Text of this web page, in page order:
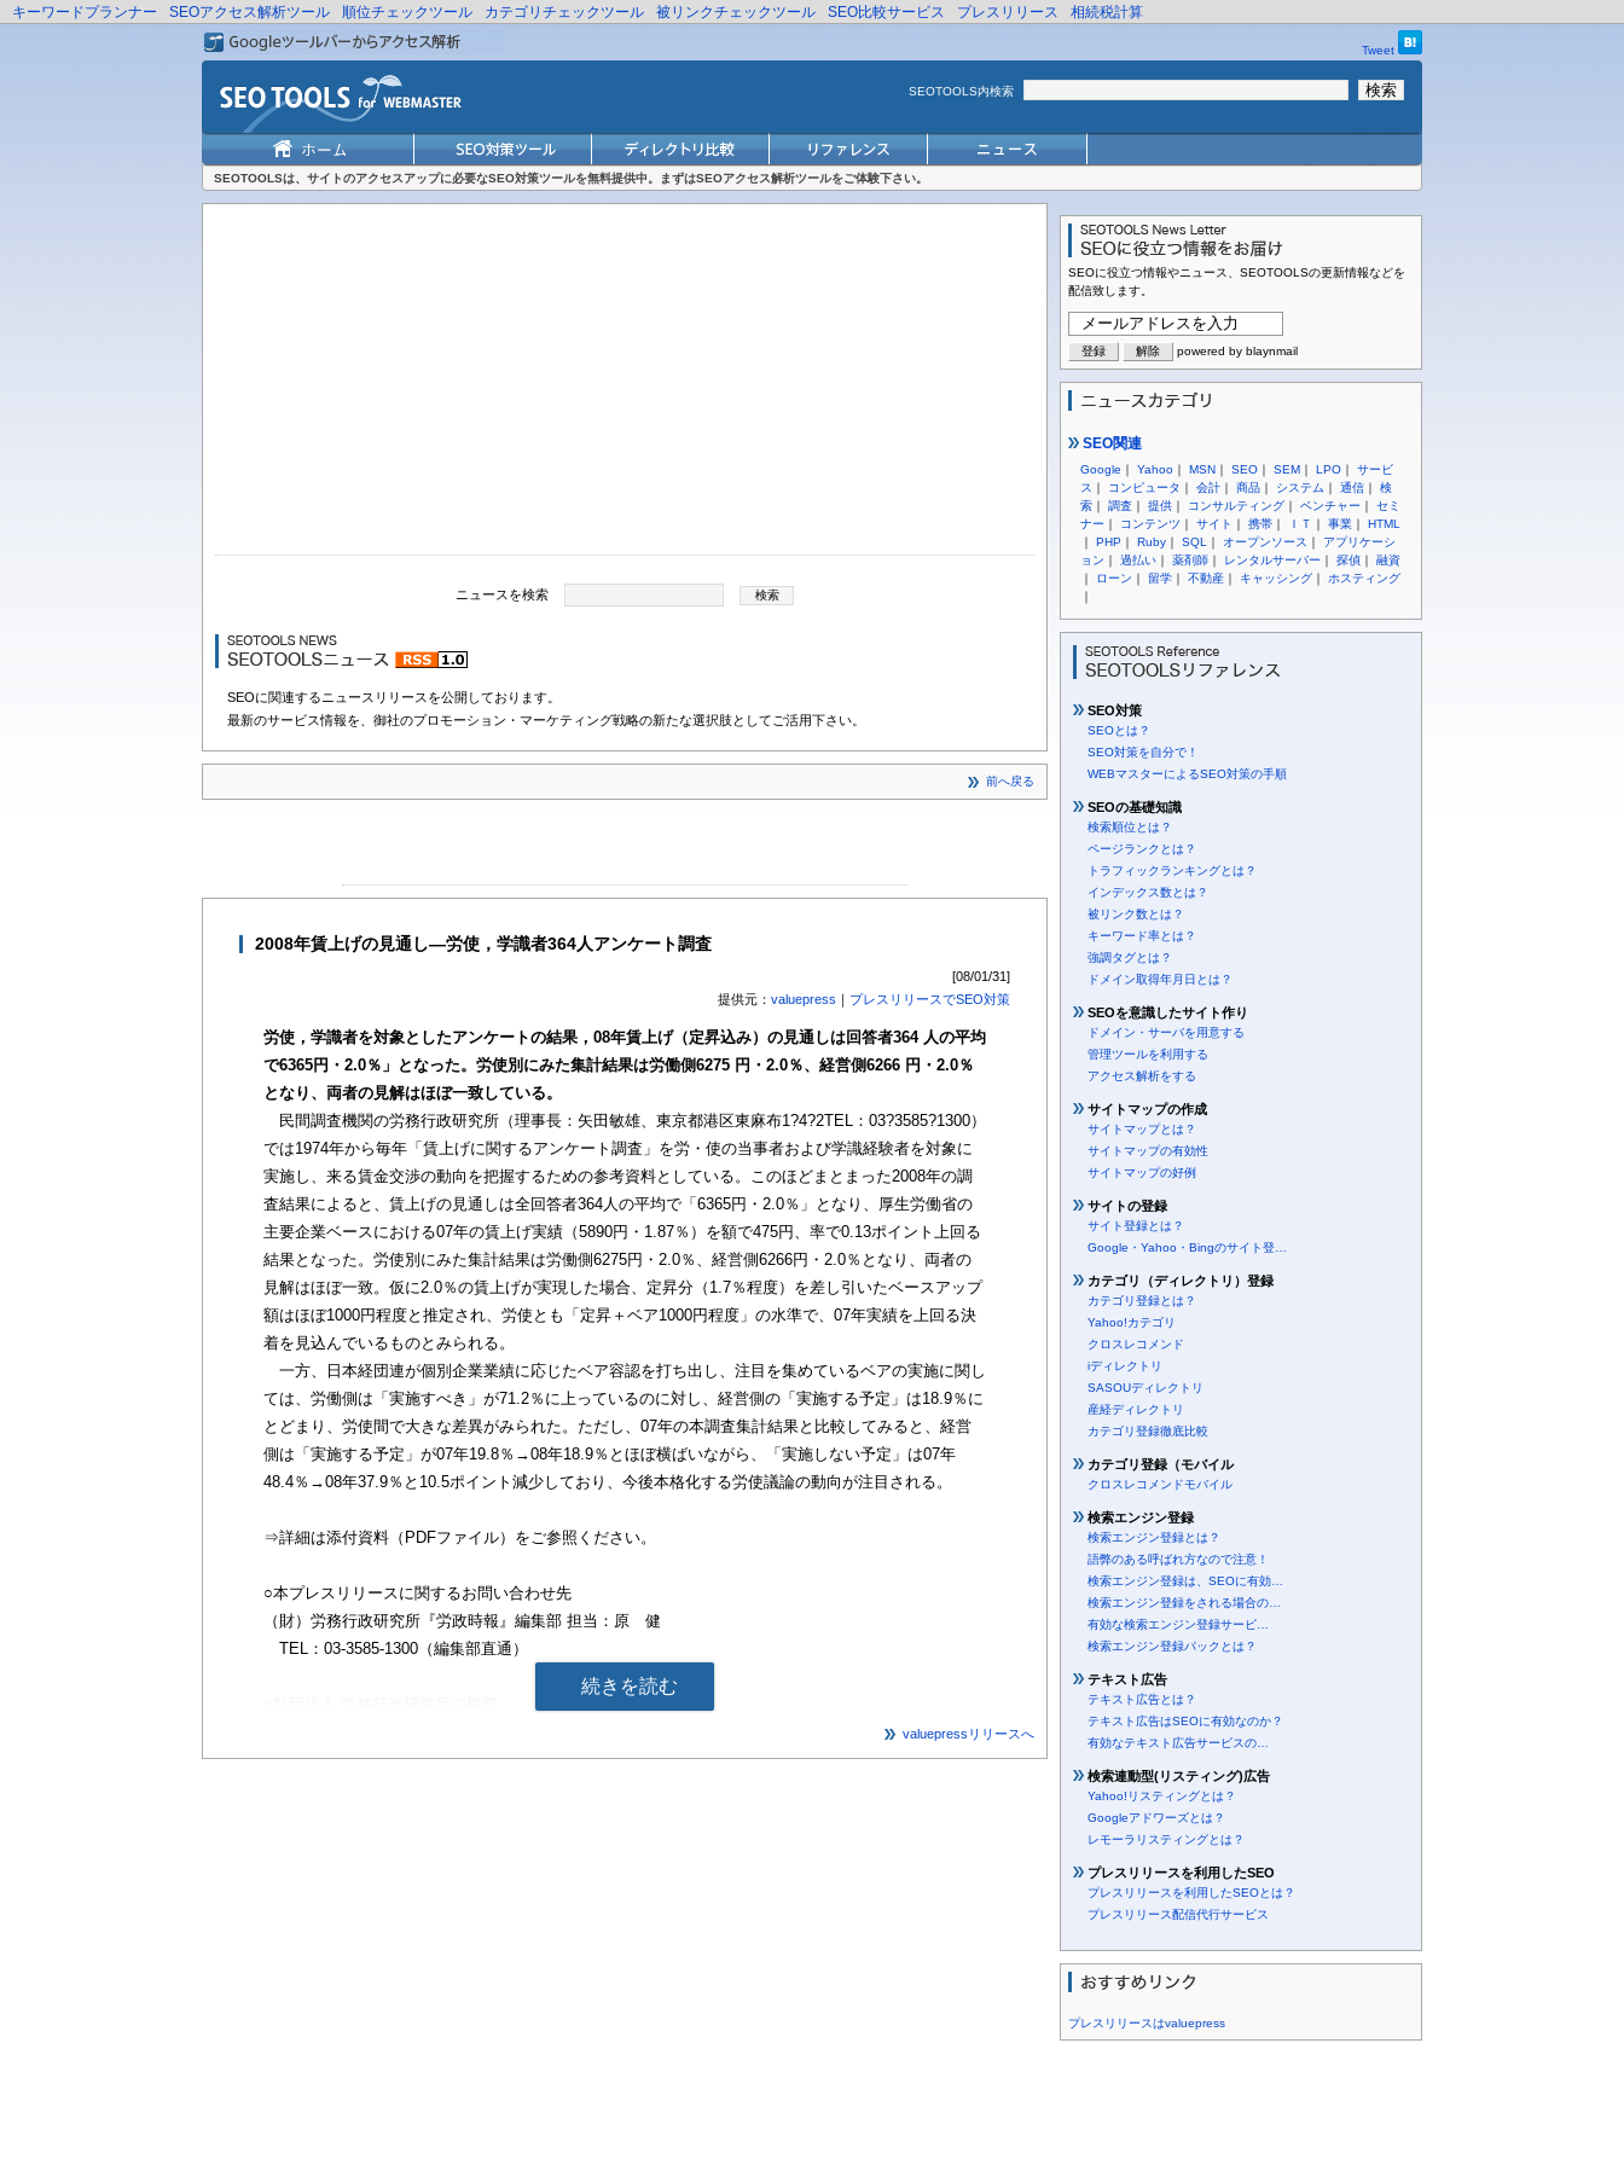
キーワードプランナー SEOアクセス解析ツール 順位チェックツール カテゴリチェックツール 被リンクチェックツール SEO比較サービス プレスリリース 相続税計算
Tweet
SEOTOOLS内検索
SEOTOOLSは、サイトのアクセスアップに必要なSEO対策ツールを無料提供中。まずはSEOアクセス解析ツールをご体験下さい。
ニュースを検索
SEOに関連するニュースリリースを公開しております。
最新のサービス情報を、御社のプロモーション・マーケティング戦略の新たな選択肢としてご活用下さい。
前へ戻る
2008年賃上げの見通し―労使，学識者364人アンケート調査
[08/01/31]
提供元： valuepress プレスリリースでSEO対策
労使，学識者を対象としたアンケートの結果，08年賃上げ（定昇込み）の見通しは回答者364 人の平均
で6365円・2.0％」となった。労使別にみた集計結果は労働側6275 円・2.0％、経営側6266 円・2.0％
となり、両者の見解はほぼ一致している。
続きを読む
民間調査機関の労務行政研究所（理事長：矢田敏雄、東京都港区東麻布1?4?2TEL：03?3585?1300）
では1974年から毎年「賃上げに関するアンケート調査」を労・使の当事者および学識経験者を対象に
実施し、来る賃金交渉の動向を把握するための参考資料としている。このほどまとまった2008年の調
査結果によると、賃上げの見通しは全回答者364人の平均で「6365円・2.0％」となり、厚生労働省の
主要企業ベースにおける07年の賃上げ実績（5890円・1.87％）を額で475円、率で0.13ポイント上回る
結果となった。労使別にみた集計結果は労働側6275円・2.0％、経営側6266円・2.0％となり、両者の
見解はほぼ一致。仮に2.0％の賃上げが実現した場合、定昇分（1.7％程度）を差し引いたベースアップ
額はほぼ1000円程度と推定され、労使とも「定昇＋ベア1000円程度」の水準で、07年実績を上回る決
着を見込んでいるものとみられる。
一方、日本経団連が個別企業業績に応じたベア容認を打ち出し、注目を集めているベアの実施に関し
ては、労働側は「実施すべき」が71.2％に上っているのに対し、経営側の「実施する予定」は18.9％に
とどまり、労使間で大きな差異がみられた。ただし、07年の本調査集計結果と比較してみると、経営
側は「実施する予定」が07年19.8％→08年18.9％とほぼ横ばいながら、「実施しない予定」は07年
48.4％→08年37.9％と10.5ポイント減少しており、今後本格化する労使議論の動向が注目される。
⇒詳細は添付資料（PDFファイル）をご参照ください。
○本プレスリリースに関するお問い合わせ先
（財）労務行政研究所『労政時報』編集部 担当：原 健
TEL：03-3585-1300（編集部直通）
◆理事長：矢田敏雄
valuepressリリースへ
SEOに役立つ情報やニュース、SEOTOOLSの更新情報などを
配信致します。
powered by blaynmail
SEO関連
Google ｜ Yahoo ｜ MSN ｜ SEO ｜ SEM ｜ LPO ｜ サービ
ス ｜ コンピュータ ｜ 会計 ｜ 商品 ｜ システム ｜ 通信 ｜ 検
索 ｜ 調査 ｜ 提供 ｜ コンサルティング ｜ ベンチャー ｜ セミ
ナー ｜ コンテンツ ｜ サイト ｜ 携帯 ｜ ＩＴ ｜ 事業 ｜ HTML
｜ PHP ｜ Ruby ｜ SQL ｜ オープンソース ｜ アプリケーシ
ョン ｜ 過払い ｜ 薬剤師 ｜ レンタルサーバー ｜ 探偵 ｜ 融資
｜ ローン ｜ 留学 ｜ 不動産 ｜ キャッシング ｜ ホスティング
｜
SEO対策
SEOとは？
SEO対策を自分で！
WEBマスターによるSEO対策の手順
SEOの基礎知識
検索順位とは？
ページランクとは？
トラフィックランキングとは？
インデックス数とは？
被リンク数とは？
キーワード率とは？
強調タグとは？
ドメイン取得年月日とは？
SEOを意識したサイト作り
ドメイン・サーバを用意する
管理ツールを利用する
アクセス解析をする
サイトマップの作成
サイトマップとは？
サイトマップの有効性
サイトマップの好例
サイトの登録
サイト登録とは？
Google・Yahoo・Bingのサイト登…
カテゴリ（ディレクトリ）登録
カテゴリ登録とは？
Yahoo!カテゴリ
クロスレコメンド
iディレクトリ
SASOUディレクトリ
産経ディレクトリ
カテゴリ登録徹底比較
カテゴリ登録（モバイル
クロスレコメンドモバイル
検索エンジン登録
検索エンジン登録とは？
語弊のある呼ばれ方なので注意！
検索エンジン登録は、SEOに有効…
検索エンジン登録をされる場合の…
有効な検索エンジン登録サービ…
検索エンジン登録パックとは？
テキスト広告
テキスト広告とは？
テキスト広告はSEOに有効なのか？
有効なテキスト広告サービスの…
検索連動型(リスティング)広告
Yahoo!リスティングとは？
Googleアドワーズとは？
レモーラリスティングとは？
プレスリリースを利用したSEO
プレスリリースを利用したSEOとは？
プレスリリース配信代行サービス
プレスリリースはvaluepress